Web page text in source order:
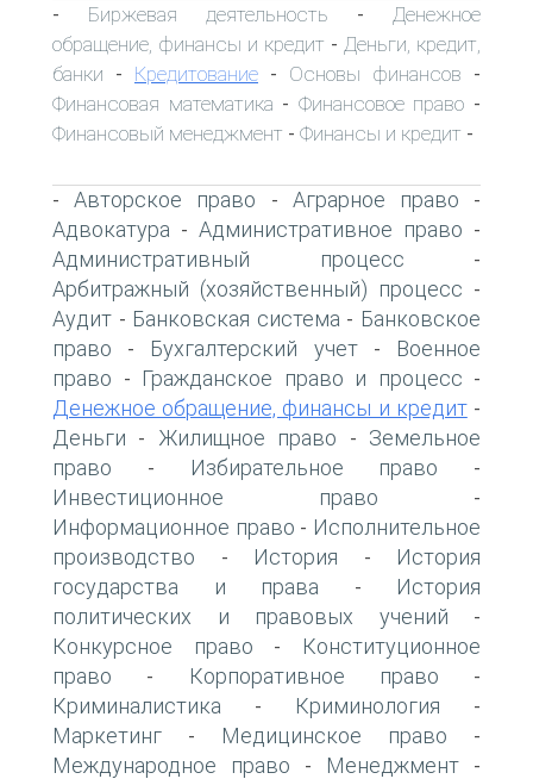
- Биржевая деятельность - Денежное
обращение, финансы и кредит - Деньги, кредит,
банки - Кредитование - Основы финансов -
Финансовая математика - Финансовое право -
Финансовый менеджмент - Финансы и кредит -
-Авторское право - Аграрное право -
Адвокатура - Административное право -
Административный процесс -
Арбитражный (хозяйственный) процесс -
Аудит - Банковская система - Банковское
право - Бухгалтерский учет-
Военное
право - Гражданское право и процесс -
Денежное обращение, финансы и кредит-
Деньги - Жилищное право - Земельное
право - Избирательное право -
Инвестиционное право -
Информационное право - Исполнительное
производство - История -
История
государства и права -
История
политических и правовых учений -
Конкурсное право -
Конституционное
право - Корпоративное право -
Криминалистика - Криминология -
Маркетинг - Медицинское право -
Международное право - Менеджмент -